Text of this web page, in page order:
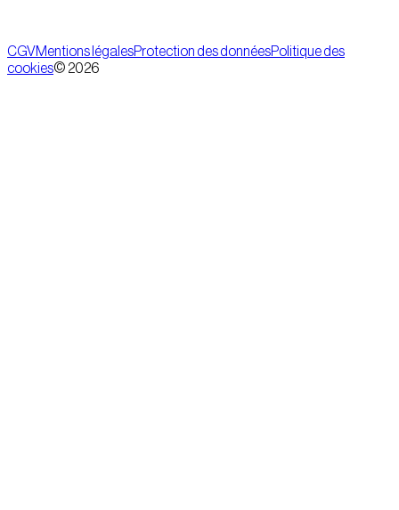
CGVMentions légalesProtection des donnéesPolitique des
cookies© 2026